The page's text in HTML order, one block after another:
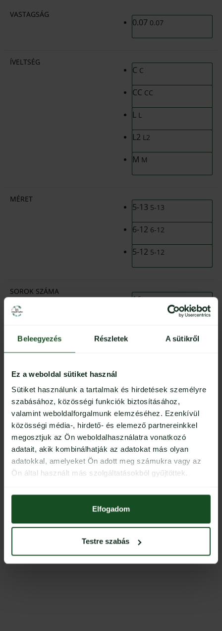
Beleegyezés Részletek A sütikről
Ez a weboldal sütiket használ
Sütiket használunk a tartalmak és hirdetések személyre
szabásához, közösségi funkciók biztosításához,
valamint weboldalforgalmunk elemzéséhez. Ezenkívül
közösségi média-, hirdető- és elemező partnereinkkel
megosztjuk az Ön weboldalhasználatra vonatkozó
adatait, akik kombinálhatják az adatokat más olyan
adatokkal, amelyeket Ön adott meg számukra vagy az
Ön által használt más szolgáltatásokból gyűjtöttek.
Elfogadom
Testre szabás
VASTAGSÁG
0.07 0.07
ÍVELTSÉG
C C
CC CC
L L
L2 L2
M M
MÉRET
5-13 5-13
6-12 6-12
5-12 5-12
SOROK SZÁMA
16 16
KOSÁRBA TESZEM
További információk
VASTAGSÁG 0.07